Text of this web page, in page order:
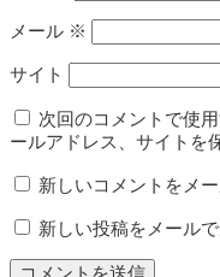
メール ※
サイト
次回のコメントで使
ールアドレス、サイトを
新しいコメントをメ
新しい投稿をメール